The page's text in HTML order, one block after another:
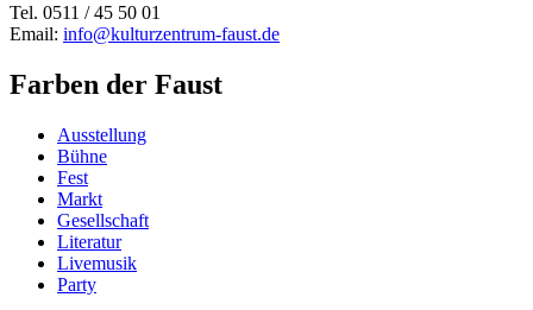
Tel. 0511 / 45 50 01
Email: info@kulturzentrum-faust.de
Farben der Faust
Ausstellung
Bühne
Fest
Markt
Gesellschaft
Literatur
Livemusik
Party